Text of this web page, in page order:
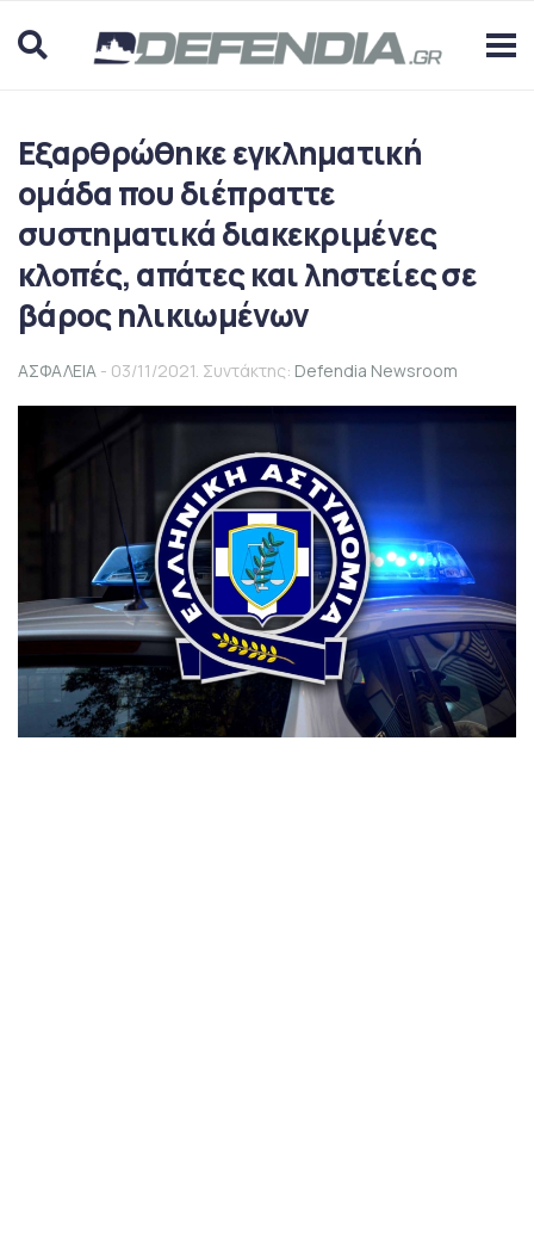
Εξαρθρώθηκε εγκληματική
ομάδα που διέπραττε
συστηματικά διακεκριμένες
κλοπές, απάτες και ληστείες σε
βάρος ηλικιωμένων
ΑΣΦΑΛΕΙΑ - 03/11/2021. Συντάκτης: Defendia Newsroom